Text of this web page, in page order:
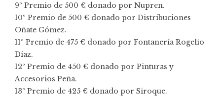
9º Premio de 500 € donado por Nupren.
10º Premio de 500 € donado por Distribuciones
Oñate Gómez.
11º Premio de 475 € donado por Fontanería Rogelio
Díaz.
12º Premio de 450 € donado por Pinturas y
Accesorios Peña.
13º Premio de 425 € donado por Siroque.